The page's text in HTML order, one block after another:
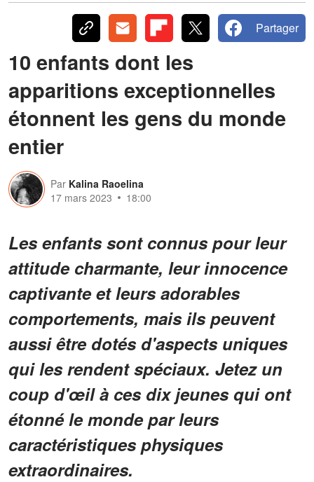
Partager
10 enfants dont les
apparitions exceptionnelles
étonnent les gens du monde
entier
Par Kalina Raoelina
17 mars 2023
18:00
Les enfants sont connus pour leur
attitude charmante, leur innocence
captivante et leurs adorables
comportements, mais ils peuvent
aussi être dotés d'aspects uniques
qui les rendent spéciaux. Jetez un
coup d'œil à ces dix jeunes qui ont
étonné le monde par leurs
caractéristiques physiques
extraordinaires.